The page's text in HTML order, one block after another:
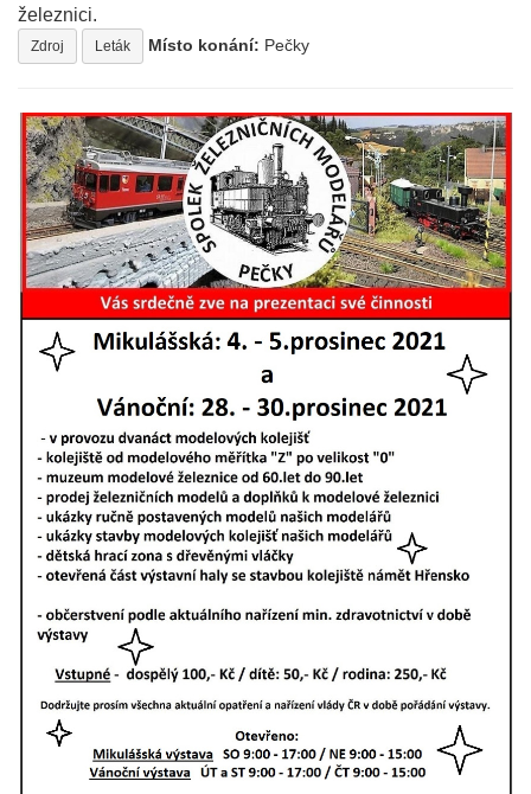
železnici.
Zdroj Leták Místo konání: Pečky